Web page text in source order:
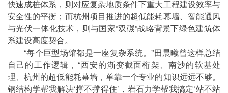
快速成桩体系，则对应复杂地质条件下重大工程建设效率与
安全性的平衡；而杭州项目推进的超低能耗幕墙、智能通风
与光伏一体化技术，则与国家“双碳”战略背景下绿色建筑体
系建设高度契合。
“每个巨型场馆都是一座复杂系统。”田晨曦曾这样总结
自己的工作逻辑，“西安的渐变截面桁架、南沙的软基处
理、杭州的超低能耗幕墙，单靠一个专业的知识远远不够。
钢结构学帮我解决‘撑不撑得住’，岩石力学帮我搞定‘站不站